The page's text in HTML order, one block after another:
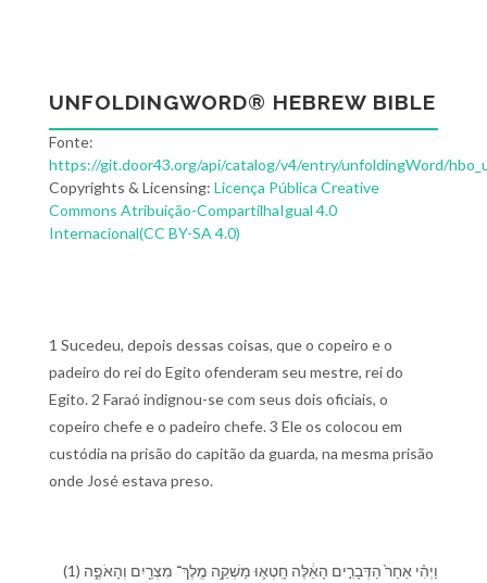
UNFOLDINGWORD® HEBREW BIBLE
Fonte:
https://git.door43.org/api/catalog/v4/entry/unfoldingWord/
Copyrights & Licensing: Licença Pública Creative
Commons Atribuição-CompartilhaIgual 4.0
Internacional(CC BY-SA 4.0)
1 Sucedeu, depois dessas coisas, que o copeiro e o
padeiro do rei do Egito ofenderam seu mestre, rei do
Egito. 2 Faraó indignou-se com seus dois oficiais, o
copeiro chefe e o padeiro chefe. 3 Ele os colocou em
custódia na prisão do capitão da guarda, na mesma prisão
onde José estava preso.
(1) וַ⁠יְהִ֗י אַחַר֙ הַ⁠דְּבָרִ֣ים הָ⁠אֵ֔לֶּה חָֽטְא֛וּ מַשְׁקֵ֥ה מֶֽלֶךְ־ מִצְרַ֖יִם וְ⁠הָ⁠אֹפֶ֑ה